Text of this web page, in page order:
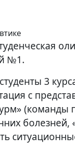
№1.
3
с
(команды